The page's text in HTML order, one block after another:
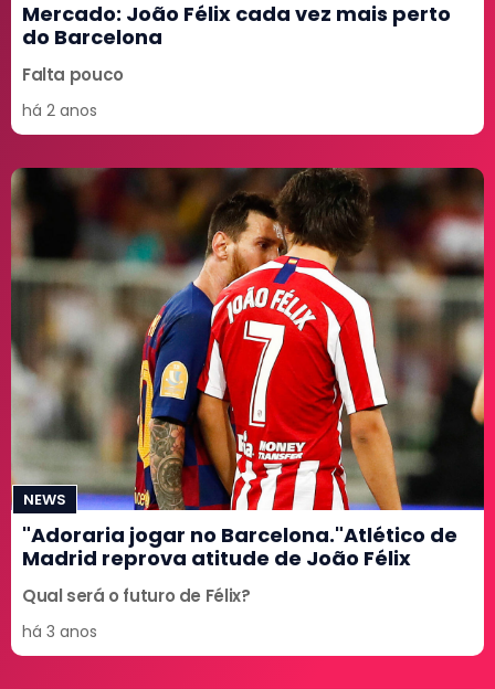
Mercado: João Félix cada vez mais perto
do Barcelona
Falta pouco
há 2 anos
NEWS
"Adoraria jogar no Barcelona."Atlético de
Madrid reprova atitude de João Félix
Qual será o futuro de Félix?
há 3 anos